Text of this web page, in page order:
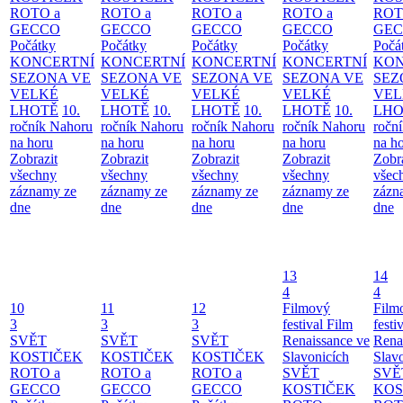
ROTO a
GECCO
Počátky
KONCERTNÍ
SEZONA VE
VELKÉ
LHOTĚ 10.
ročník Nahoru
na horu
Zobrazit
všechny
záznamy ze
dne
ROTO a
GECCO
Počátky
KONCERTNÍ
SEZONA VE
VELKÉ
LHOTĚ 10.
ročník Nahoru
na horu
Zobrazit
všechny
záznamy ze
dne
ROTO a
GECCO
Počátky
KONCERTNÍ
SEZONA VE
VELKÉ
LHOTĚ 10.
ročník Nahoru
na horu
Zobrazit
všechny
záznamy ze
dne
ROTO a
GECCO
Počátky
KONCERTNÍ
SEZONA VE
VELKÉ
LHOTĚ 10.
ročník Nahoru
na horu
Zobrazit
všechny
záznamy ze
dne
na
dne
10
3
SVĚT
KOSTIČEK
ROTO a
GECCO
11
3
SVĚT
KOSTIČEK
ROTO a
GECCO
12
3
SVĚT
KOSTIČEK
ROTO a
GECCO
13
4
Filmový
festival Film
Renaissance ve
Slavonicích
SVĚT
KOSTIČEK
14
4